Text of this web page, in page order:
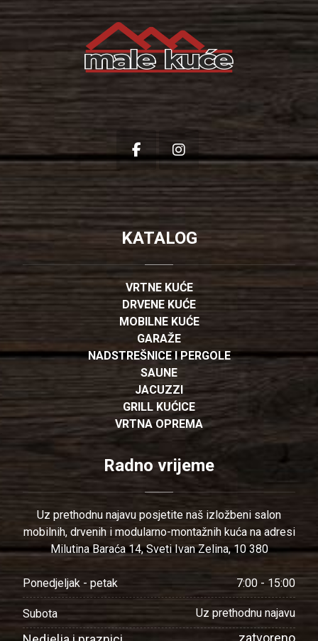
KATALOG
VRTNE KUĆE
DRVENE KUĆE
MOBILNE KUĆE
GARAŽE
NADSTREŠNICE I PERGOLE
SAUNE
JACUZZI
GRILL KUĆICE
VRTNA OPREMA
Radno vrijeme
Uz prethodnu najavu posjetite naš izložbeni salon
mobilnih, drvenih i modularno-montažnih kuća na adresi
Milutina Baraća 14, Sveti Ivan Zelina, 10 380
Ponedjeljak - petak 7:00 - 15:00
Subota Uz prethodnu najavu
zatvoreno